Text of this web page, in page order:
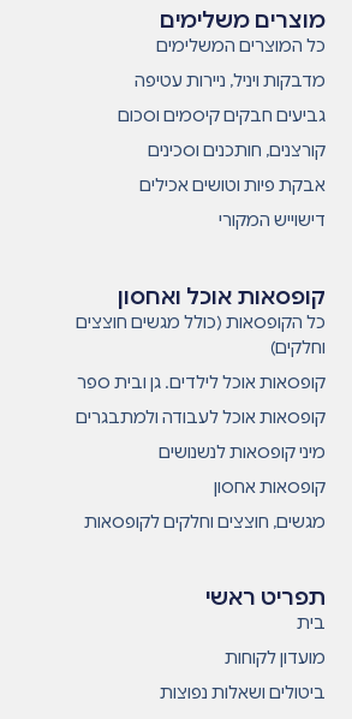
תפריט ראשי
בית
מועדון לקוחות
ביטולים ושאלות נפוצות
קופסאות אוכל ואחסון
כל הקופסאות (כולל מגשים חוצצים
וחלקים)
קופסאות אוכל לילדים. גן ובית ספר
קופסאות אוכל לעבודה ולמתבגרים
מיני קופסאות לנשנושים
קופסאות אחסון
מגשים, חוצצים וחלקים לקופסאות
מוצרים משלימים
כל המוצרים המשלימים
מדבקות ויניל, ניירות עטיפה
גביעים חבקים קיסמים וסכום
קורצנים, חותכנים וסכינים
אבקת פיות וטושים אכילים
דישוייש המקורי